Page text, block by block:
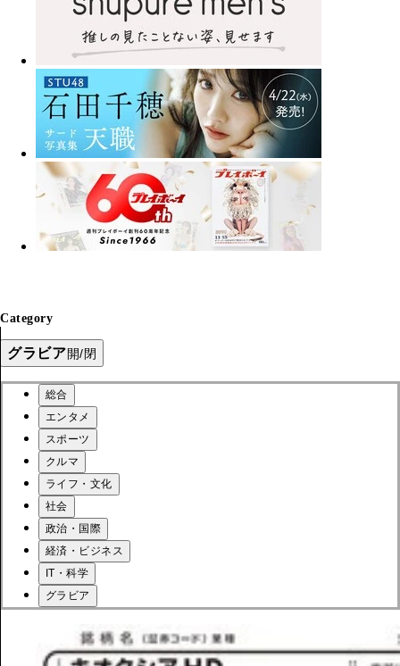
Category
グラビア開/閉
総合
エンタメ
スポーツ
クルマ
ライフ・文化
社会
政治・国際
経済・ビジネス
IT・科学
グラビア